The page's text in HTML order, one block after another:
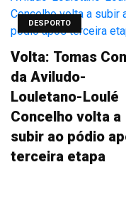
DESPORTO
Volta: Tomas
da Aviludo-
Louletano-Loulé
Concelho volta a
subir ao pódio
terceira etapa